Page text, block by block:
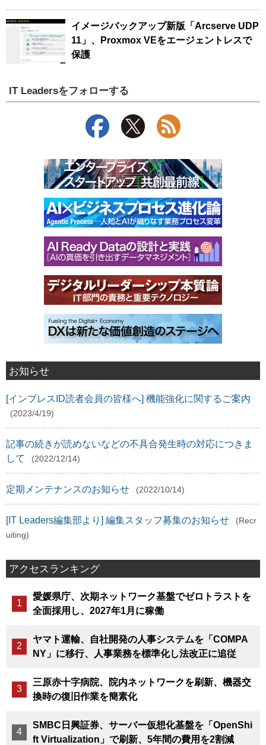
イメージバックアップ新版「Arcserve UDP
11」、Proxmox VEをエージェントレスで
保護
IT Leadersをフォローする
お知らせ
[インプレスID読者会員の皆様へ] 機能強化に関するご案内
(2023/4/19)
記事の続きが読めないなどの不具合発生時の対応につきま
して
(2022/12/14)
定期メンテナンスのお知らせ (2022/10/14)
[IT Leaders編集部より] 編集スタッフ募集のお知らせ
(Recr
uiting)
アクセスランキング
愛媛県庁、次期ネットワーク基盤でゼロトラストを
全面採用し、2027年1月に稼働
ヤマト運輸、自社開発の人事システムを「COMPA
NY」に移行、人事業務を標準化し法改正に追従
三原赤十字病院、院内ネットワークを刷新、機器交
換時の復旧作業を簡素化
SMBC日興証券、サーバー仮想化基盤を「OpenShi
ft Virtualization」で刷新、5年間の費用を2割減